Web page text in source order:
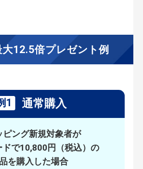
12.5倍プレゼント例
1 通常購入
ピング新規対象者が
ドで10,800円（税込）の
を購入した場合